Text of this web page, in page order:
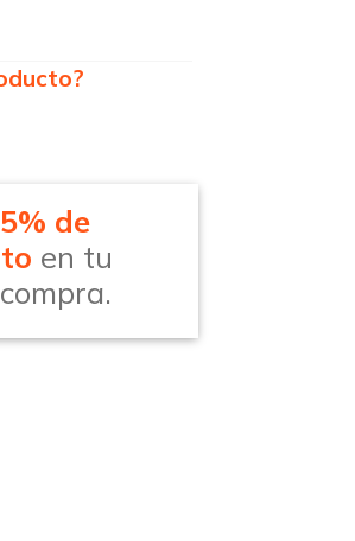
5% de
en tu